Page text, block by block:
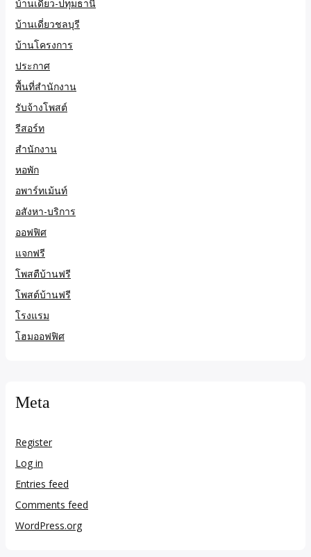
บ้านเดี่ยว-ปทุมธานี
บ้านเดี่ยวชลบุรี
บ้านโครงการ
ประกาศ
พื้นที่สำนักงาน
รับจ้างโพสต์
รีสอร์ท
สำนักงาน
หอพัก
อพาร์ทเม้นท์
อสังหา-บริการ
ออฟฟิศ
แจกฟรี
โพสตืบ้านฟรี
โพสต์บ้านฟรี
โรงแรม
โฮมออฟฟิศ
Meta
Register
Log in
Entries feed
Comments feed
WordPress.org